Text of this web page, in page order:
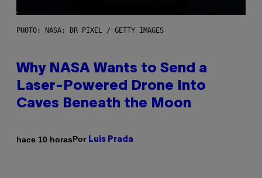
PHOTO: NASA; DR PIXEL / GETTY IMAGES
Why NASA Wants to Send a
Laser-Powered Drone Into
Caves Beneath the Moon
hace 10 horasPor Luis Prada